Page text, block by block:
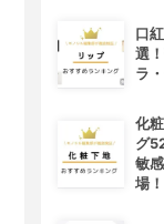
口
選
ラ
化
グ
敏
場！